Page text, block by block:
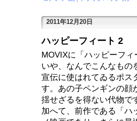
2011年12月20日
ハッピーフィート 2
MOVIXに「ハッピーフ
いや、なんでこんなもの
宣伝に使はれてゐるポス
す。あの子ペンギンの顔
揺せざるを得ない代物で
加へて、前作である「ハ